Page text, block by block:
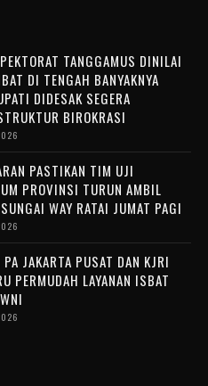
TANGGAMUS DINILAI
DI TENGAH BANYAKNYA
DIDESAK SEGERA
BIROKRASI
PASTIKAN TIM UJI
PROVINSI TURUN AMBIL
WAY RATAI JUMAT PAGI
PA JAKARTA PUSAT DAN KJRI
PERMUDAH LAYANAN ISBAT